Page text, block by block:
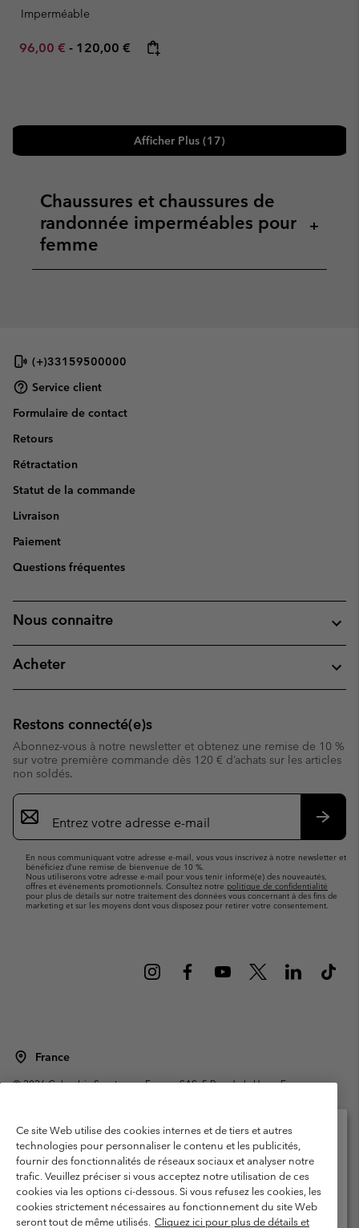
Imperméable
Minimum sale price:
96,00 € - Maximum price:
120,00 €
Afficher Plus (17)
Chaussures et chaussures de
randonnée imperméables pour
femme
+
(+)33159500000
Service client
Formulaire de contact
Retours
Rétractation
Statut de la commande
Livraison
Paiement
Questions fréquentes
Nous connaitre
Acheter
Restons connecté(e)s
Abonnez-vous à notre newsletter et obtenez une remise de 10 %
sur votre première commande dès 120 € d’achats sur les articles
non soldés.
Inscription
par
e-
En nous communiquant votre adresse e-mail, vous vous inscrivez à notre newsletter et
bénéficiez d’une remise de bienvenue de 10 %.
Nous utiliserons votre adresse e-mail pour vous tenir informé(e) des nouveautés,
offres et événements promotionnels. Consultez notre politique de confidentialité
pour plus de détails sur notre traitement des données vous concernant à des fins de
marketing et sur les moyens dont vous disposez pour retirer votre consentement.
France
©2026Columbia Sportswear Europe SAS. 5 Rue de la Haye, Espace
Garanties Légales
Politique de confidentialité
Conditions d'utilisation - Membres
Conditions D'utilisation - Contenu généré par l'utilisateur
Impressum
Cookies
Public CBCR
Ce site Web utilise des cookies internes et de tiers et autres
technologies pour personnaliser le contenu et les publicités,
fournir des fonctionnalités de réseaux sociaux et analyser notre
trafic. Veuillez préciser si vous acceptez notre utilisation de ces
cookies via les options ci-dessous. Si vous refusez les cookies, les
cookies strictement nécessaires au fonctionnement du site Web
seront tout de même utilisés. Cliquez ici pour plus de détails et
Veuillez sélectionner votre pays d’expédition et
votre langue
Achats en ligne disponibles